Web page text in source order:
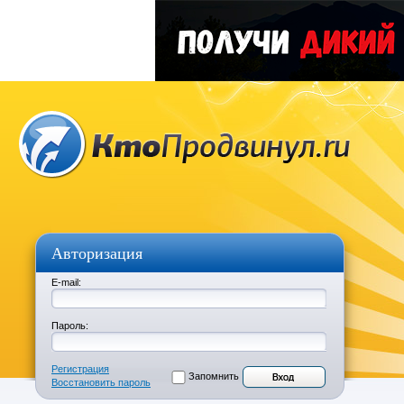
Авторизация
E-mail:
Пароль:
Регистрация
Восстановить пароль
Запомнить